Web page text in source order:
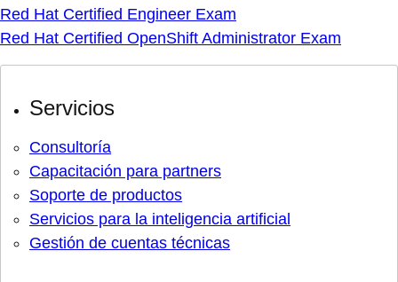
Red Hat Certified Engineer Exam
Red Hat Certified OpenShift Administrator Exam
Servicios
Consultoría
Capacitación para partners
Soporte de productos
Servicios para la inteligencia artificial
Gestión de cuentas técnicas